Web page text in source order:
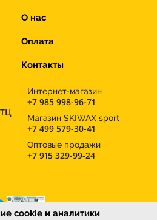
О нас
Оплата
Контакты
Интернет-магазин
+7 985 998-96-71
Магазин SKIWAX sport
+7 499 579-30-41
Оптовые продажи
+7 915 329-99-24
cookie и аналитики